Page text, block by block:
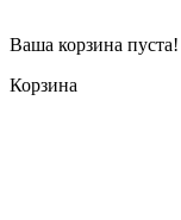
Ваша корзина пуста!
Корзина